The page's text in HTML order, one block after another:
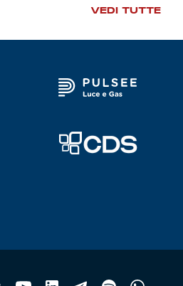
VEDI TUTTE